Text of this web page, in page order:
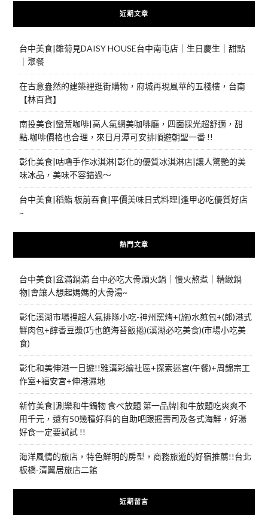
近期文章
台中美食|雛菊見DAISY HOUSE台中南屯店｜生日慶生｜甜點
｜聚餐
在古意盎然的建築裡逛街購物，府城再現風華的五棧樓，台南
【林百貨】
南投美食|蠻荒咖啡|高人氣網美咖啡廳，四面採光超舒適，甜
點.咖啡價格也合理，來日月潭可安排順遊朝聖一番 !!
彰化美食|咕嚕手作冰淇淋|彰化的優質冰淇淋店|讓人驚艷的美
味冰品，美味不容錯過～
台中美食|稻鮨 板前吞食|平價美味日式料理|逢甲必吃優質好店
~
熱門文章
台中美食|盆滿鍋滿 台中必吃大骨頭火鍋｜慢火熬煮｜精緻鍋
物|會讓人想起媽媽的大骨湯~
彰化溪湖市場裡超人氣排隊小吃-神州窯烤+(施)水煎包+(郎)港式
鮮肉包+醇香豆漿(巧也飽海苔飯捲)(溪湖必吃美食)(市場小吃美
食)
彰化和美伸港一日遊!!雅溝彩繪社區+探索迷宮(午餐)+周錦宗工
作室+福安宮+伸港濕地
新竹美食|涮樂和牛鍋物 食べ放題 第一品牌|和牛放題吃爽爽不
用千元，還有50幾種好料的自助吧跟握壽司及各式海鮮，好湯
好食一定要試試 !!
海洋風情的旅店，特色鮮明的房型，商務旅遊的好宿推薦!!台北
板橋-清翼居旅店二館
近期留言